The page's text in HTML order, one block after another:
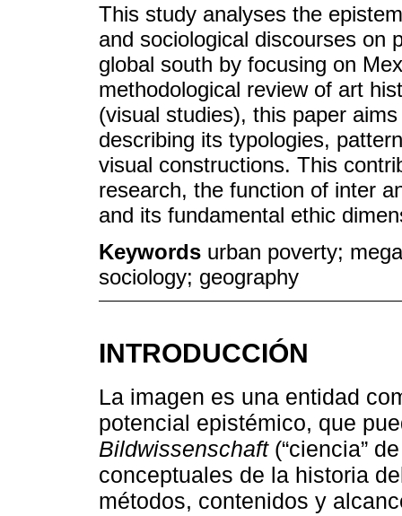
This study analyses the
and sociological discourses on
global south by focusing on
methodological review of art
(visual studies), this paper
describing its typologies,
visual constructions. This
research, the function of inter
and its fundamental ethic
Keywords urban poverty;
sociology; geography
INTRODUCCIÓN
La imagen es una entidad
potencial epistémico, que
Bildwissenschaft(“ciencia”
conceptuales de la historia
métodos, contenidos y